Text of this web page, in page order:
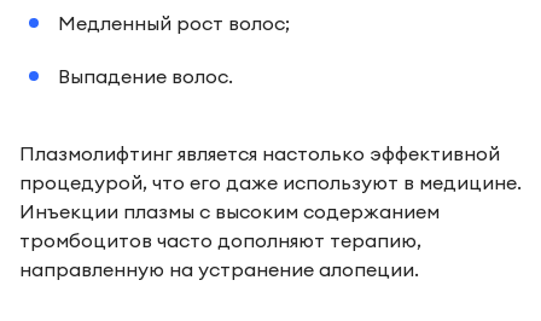
Медленный рост волос;
Выпадение волос.
Плазмолифтинг является настолько эффективной
процедурой, что его даже используют в медицине.
Инъекции плазмы с высоким содержанием
тромбоцитов часто дополняют терапию,
направленную на устранение алопеции.